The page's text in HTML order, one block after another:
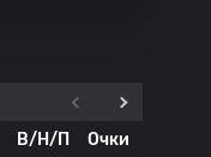
В/Н/П
Очки